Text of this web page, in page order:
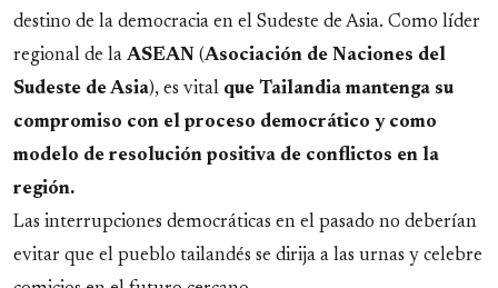
destino de la democracia en el Sudeste de Asia. Como líder
regional de la ASEAN (Asociación de Naciones del
Sudeste de Asia), es vital que Tailandia mantenga su
compromiso con el proceso democrático y como
modelo de resolución positiva de conflictos en la
región.
Las interrupciones democráticas en el pasado no deberían
evitar que el pueblo tailandés se dirija a las urnas y celebre